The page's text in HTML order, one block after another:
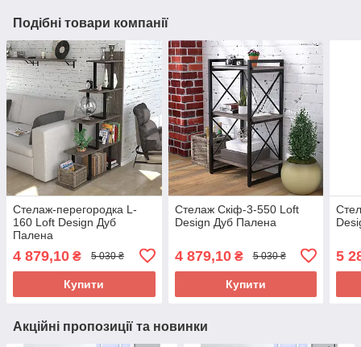
Подібні товари компанії
Стелаж-перегородка L-
160 Loft Design Дуб
Палена
4 879,10 ₴ 5 030 ₴
Купити
Стелаж Скіф-3-550 Loft
Design Дуб Палена
4 879,10₴ 5 030 ₴
Купити
5
Акційні пропозиції та новинки